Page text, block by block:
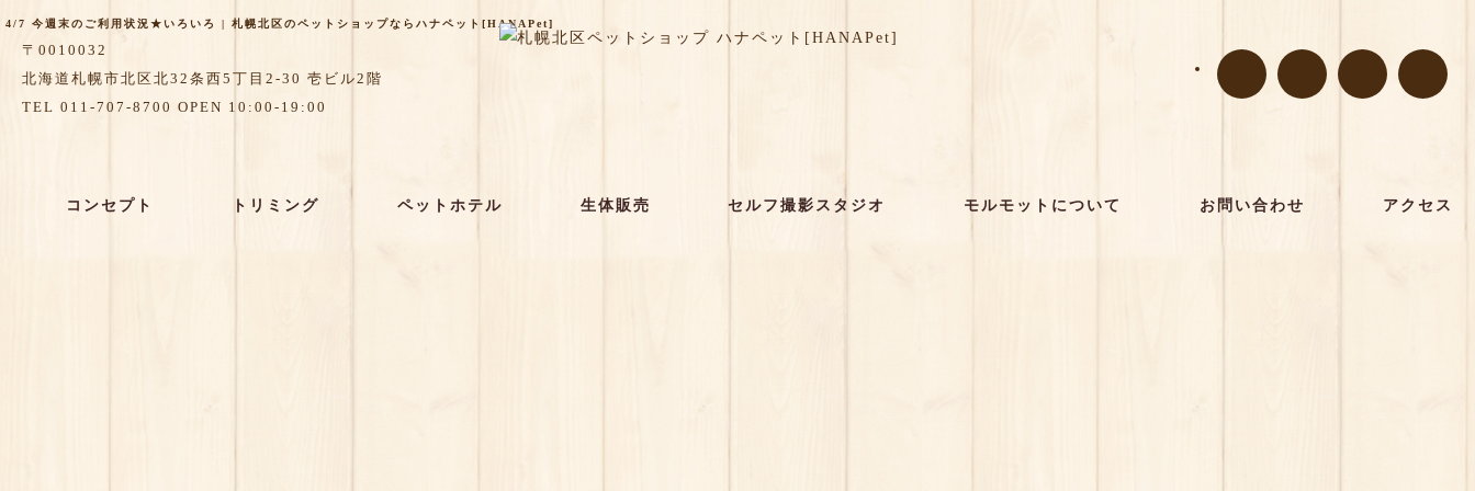
4/7 今週末のご利用状況★いろいろ | 札幌北区のペットショップならハナペット[HANAPet]
〒0010032
北海道札幌市北区北32条西5丁目2-30 壱ビル2階
TEL 011-707-8700 OPEN 10:00-19:00
コンセプト トリミング ペットホテル 生体販売 セルフ撮影スタジオ モルモットについて お問い合わせ アクセス